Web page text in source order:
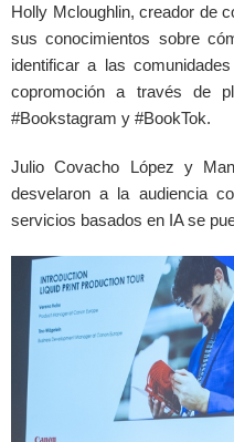
Holly Mcloughlin, creador de
sus conocimientos sobre
identificar a las
copromoción a través de
#Bookstagram y #BookTok.
Julio Covacho López y
desvelaron a la audiencia
servicios basados en IA se